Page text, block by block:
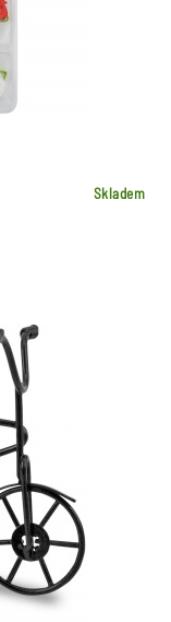
Skladem